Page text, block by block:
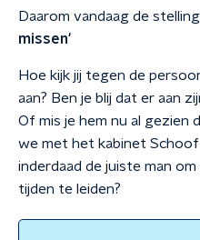
Daarom vandaag de
missen'
Hoe kijk jij tegen de
aan? Ben je blij dat er aan
Of mis je hem nu al gezien
we met het kabinet Schoof
inderdaad de juiste man
tijden te leiden?